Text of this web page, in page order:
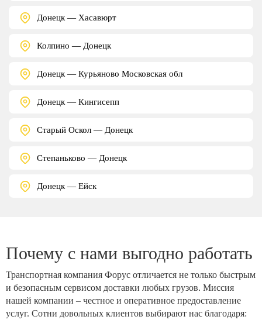
Донецк — Хасавюрт
Колпино — Донецк
Донецк — Курьяново Московская обл
Донецк — Кингисепп
Старый Оскол — Донецк
Степаньково — Донецк
Донецк — Ейск
Почему с нами выгодно работать
Транспортная компания Форус отличается не только быстрым
и безопасным сервисом доставки любых грузов. Миссия
нашей компании – честное и оперативное предоставление
услуг. Сотни довольных клиентов выбирают нас благодаря: